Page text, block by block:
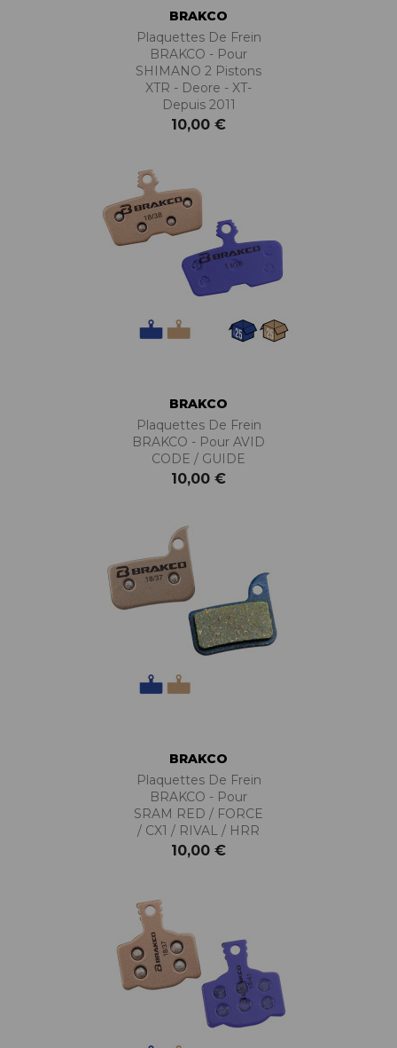
BRAKCO
Plaquettes De Frein
BRAKCO - Pour
SHIMANO 2 Pistons
XTR - Deore - XT-
Depuis 2011
10,00 €
BRAKCO
Plaquettes De Frein
BRAKCO - Pour AVID
CODE / GUIDE
10,00 €
BRAKCO
Plaquettes De Frein
BRAKCO - Pour
SRAM RED / FORCE
/ CX1 / RIVAL / HRR
10,00 €